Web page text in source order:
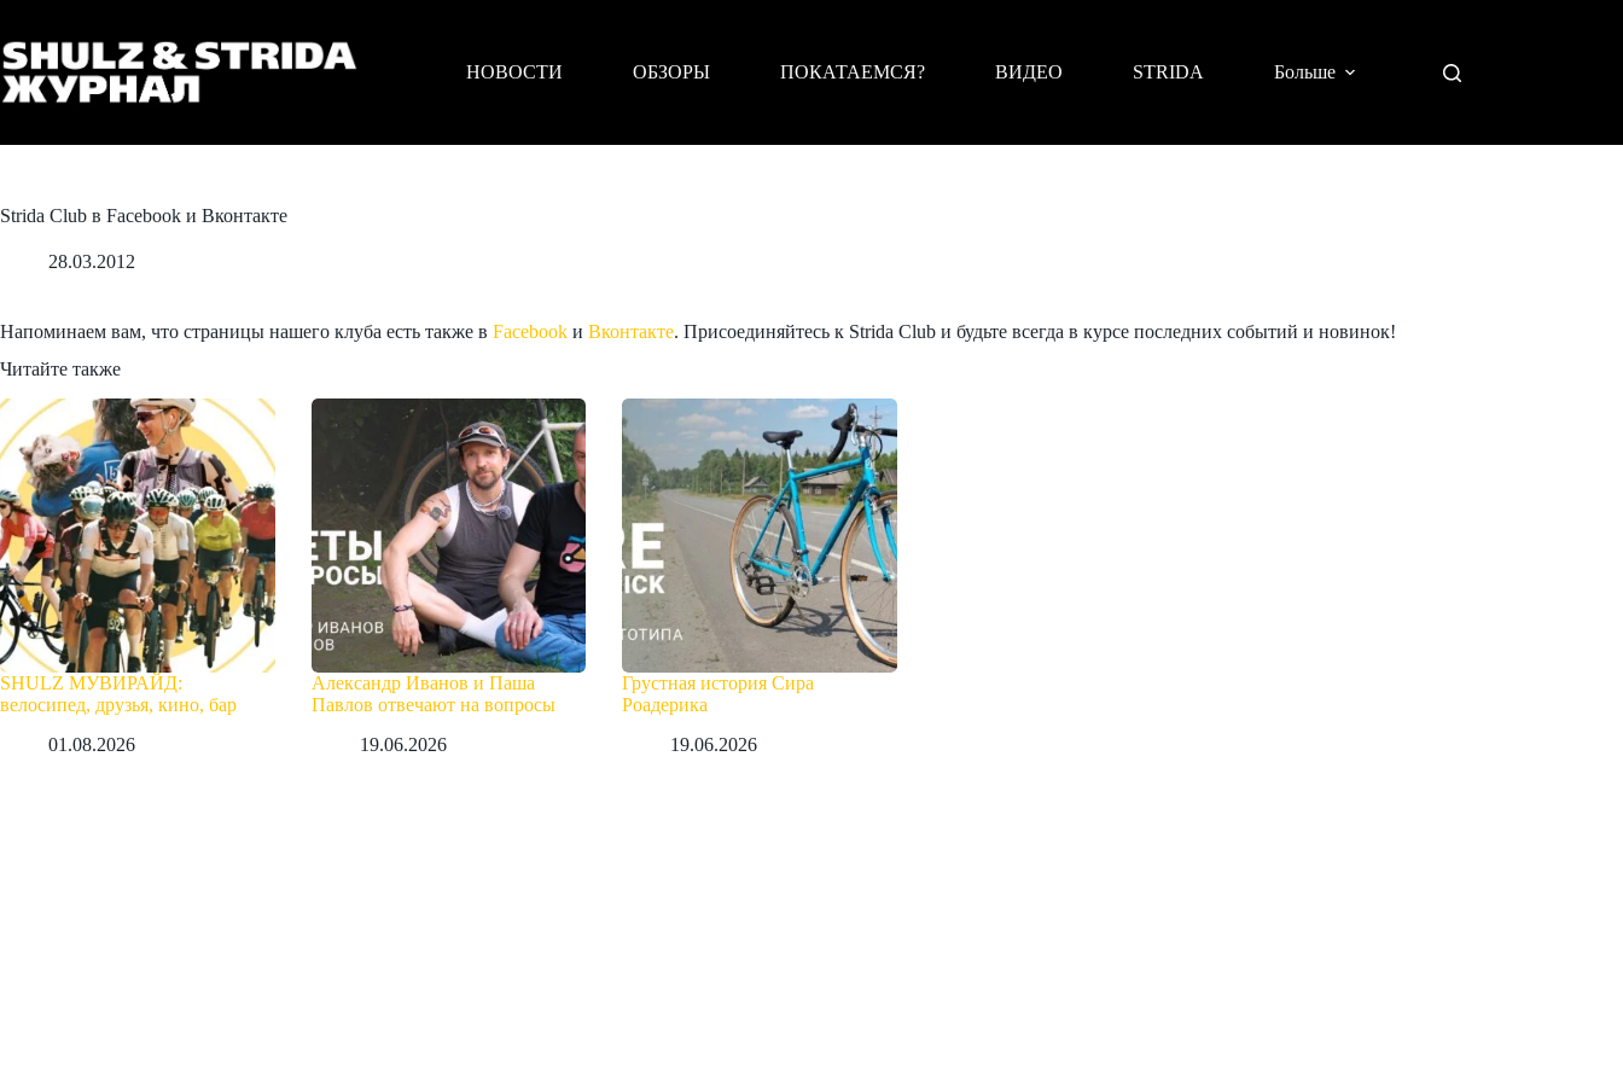
сути
НОВОСТИ
ОБЗОРЫ ПОКАТАЕМСЯ? ВИДЕО STRIDA Больше
Strida Club в Facebook и Вконтакте
28.03.2012
Напоминаем вам, что страницы нашего клуба есть также в Facebook и Вконтакте. Присоединяйтесь к Strida Club и будьте всегда в курсе последних событий и новинок!
Читайте также
SHULZ МУВИРАЙД:
велосипед, друзья, кино, бар
01.08.2026
Александр Иванов и Паша
Павлов отвечают на вопросы
19.06.2026
Грустная история Сира
Роадерика
19.06.2026